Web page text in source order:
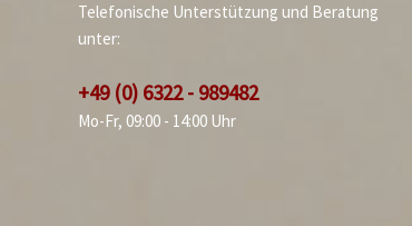
Telefonische Unterstützung und Beratung
unter:
+49 (0) 6322 - 989482
Mo-Fr, 09:00 - 14:00 Uhr